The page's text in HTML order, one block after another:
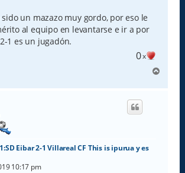
un mazazo muy gordo, por eso le
al equipo en levantarse e ir a por
1 es un jugadón.
0x
r
Eibar 2-1 Villareal CF This is ipurua y es
10:17 pm